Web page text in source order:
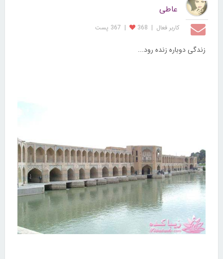
عاطی
کاربر فعال |
368
| 367 پست
زندگی دوباره زنده رود...